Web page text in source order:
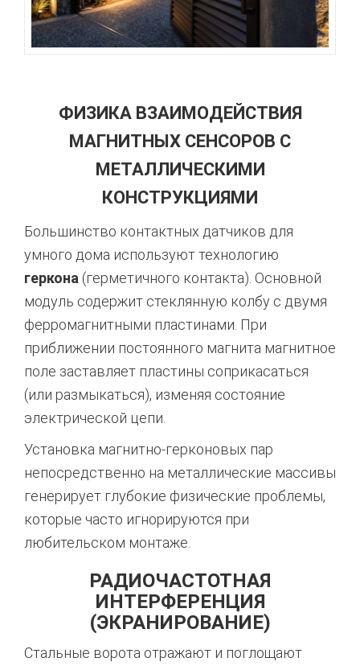
ФИЗИКА ВЗАИМОДЕЙСТВИЯ
МАГНИТНЫХ СЕНСОРОВ С
МЕТАЛЛИЧЕСКИМИ
КОНСТРУКЦИЯМИ
Большинство контактных датчиков для
умного дома используют технологию
геркона (герметичного контакта). Основной
модуль содержит стеклянную колбу с двумя
ферромагнитными пластинами. При
приближении постоянного магнита магнитное
поле заставляет пластины соприкасаться
(или размыкаться), изменяя состояние
электрической цепи.
Установка магнитно-герконовых пар
непосредственно на металлические массивы
генерирует глубокие физические проблемы,
которые часто игнорируются при
любительском монтаже.
РАДИОЧАСТОТНАЯ
ИНТЕРФЕРЕНЦИЯ
(ЭКРАНИРОВАНИЕ)
Стальные ворота отражают и поглощают